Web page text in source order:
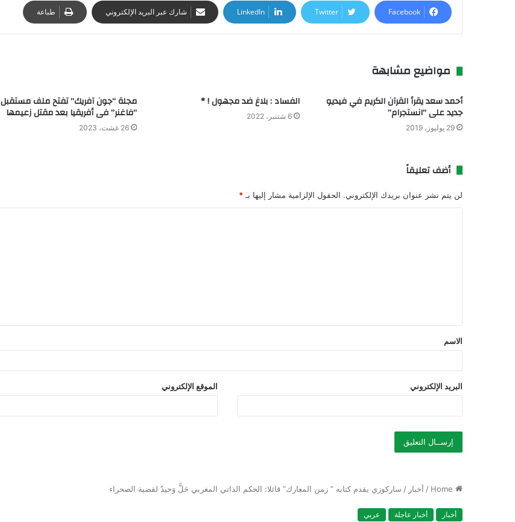
Facebook
Twitter
LinkedIn شارك عبر البريد الإلكتروني طباعة
مواضيع مشابهة
أحمد سعد يقرأ القرآن الكريم في فيديو
جديد على “انستجرام”
29 يوليوز، 2019
الفساد : بلاغ ضد مجهول ! *
6 شتنبر، 2022
مجلة “جون آفريك” تفتح ملف مستقبل
“فاغنر” فى أفريقيا بعد مقتل زعيمها
26 غشت، 2023
أضف تعليقاً
لن يتم نشر عنوان بريدك الإلكتروني. الحقول الإلزامية مشار إليها بـ *
ق
*
الاسم
البريد الإلكتروني الموقع الإلكتروني